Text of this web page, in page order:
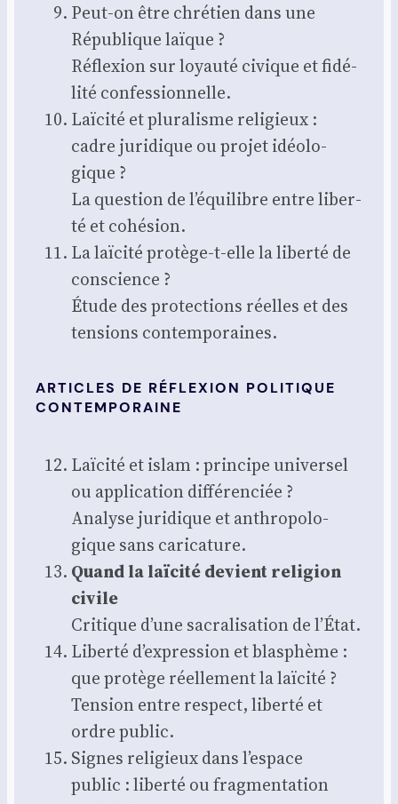
Peut-on être chré­tien dans une
Répu­blique laïque ?
Réflexion sur loyau­té civique et fidé­
li­té confes­sion­nelle.
Laï­ci­té et plu­ra­lisme reli­gieux :
cadre juri­dique ou pro­jet idéo­lo­
gique ?
La ques­tion de l’équilibre entre liber­
té et cohé­sion.
La laï­ci­té pro­tège-t-elle la liber­té de
conscience ?
Étude des pro­tec­tions réelles et des
ten­sions contem­po­raines.
ARTICLES DE RÉFLEXION POLITIQUE
CONTEMPORAINE
Laï­ci­té et islam : prin­cipe uni­ver­sel
ou appli­ca­tion dif­fé­ren­ciée ?
Ana­lyse juri­dique et anthro­po­lo­
gique sans cari­ca­ture.
Quand la laï­ci­té devient reli­gion
civile
Cri­tique d’une sacra­li­sa­tion de l’État.
Liber­té d’expression et blas­phème :
que pro­tège réel­le­ment la laï­ci­té ?
Ten­sion entre res­pect, liber­té et
ordre public.
Signes reli­gieux dans l’espace
public : liber­té ou frag­men­ta­tion